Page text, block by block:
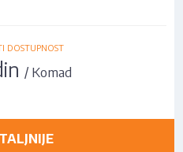
DOSTUPNOST
/ Komad